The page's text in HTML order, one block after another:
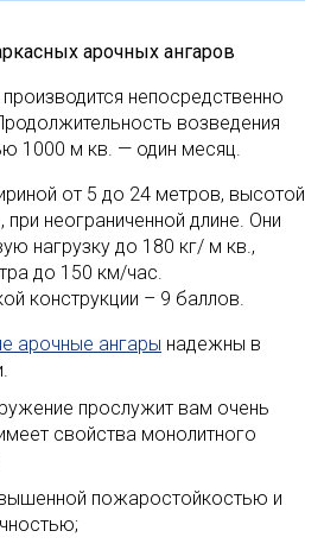
арочных ангаров
непосредственно
возведения
1000 м кв. — один месяц.
от 5 до 24 метров, высотой
неограниченной длине. Они
нагрузку до 180 кг/ м кв.,
до 150 км/час.
конструкции – 9 баллов.
арочные ангары надежны в
прослужит вам очень
свойства монолитного
пожаростойкостью и